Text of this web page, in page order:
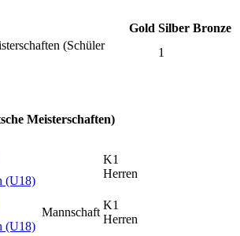
Gold Silber Bronze
(Schüler
1
Meisterschaften)
(U18)
K1
Herren
(U18)
Mannschaft
K1
Herren